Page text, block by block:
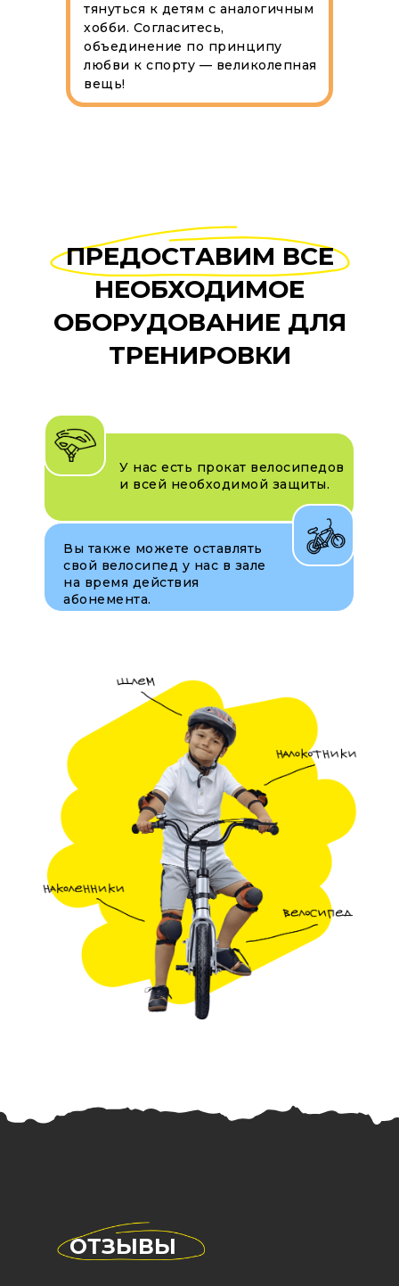
тянуться к детям с аналогичным
хобби. Согласитесь,
объединение по принципу
любви к спорту — великолепная
вещь!
ПРЕДОСТАВИМ ВСЕ
НЕОБХОДИМОЕ
ОБОРУДОВАНИЕ ДЛЯ
ТРЕНИРОВКИ
У нас есть прокат велосипедов
и всей необходимой защиты.
Вы также можете оставлять
свой велосипед у нас в зале
на время действия
абонемента.
ОТЗЫВЫ